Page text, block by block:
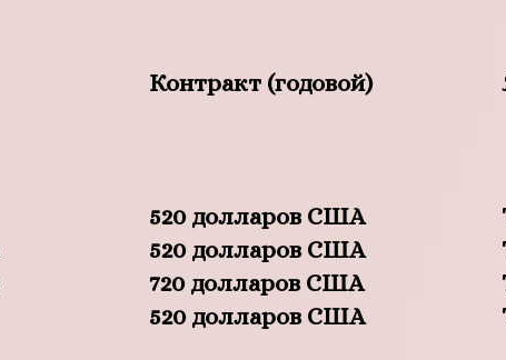
Контракт (годовой)
520 долларов США
520 долларов США
720 долларов США
520 долларов США